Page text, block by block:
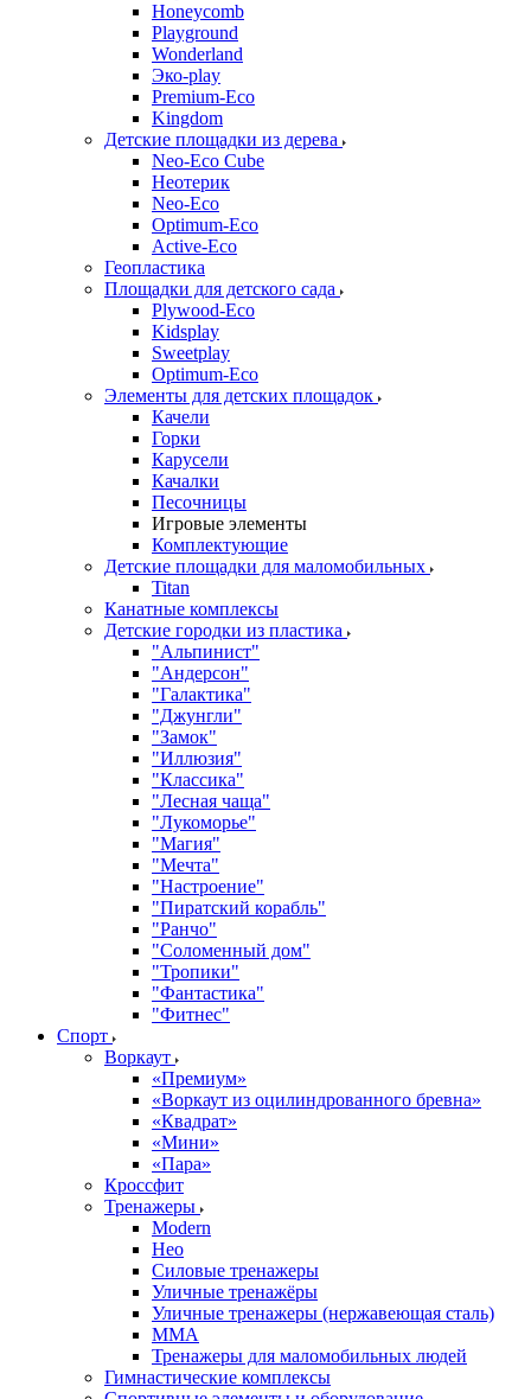
Honeycomb
Playground
Wonderland
Эко-play
Premium-Eco
Kingdom
Детские площадки из дерева
Neo-Eco Cube
Неотерик
Neo-Eco
Оptimum-Еco
Active-Eco
Геопластика
Площадки для детского сада
Plywood-Eco
Kidsplay
Sweetplay
Оptimum-Еco
Элементы для детских площадок
Качели
Горки
Карусели
Качалки
Песочницы
Игровые элементы
Комплектующие
Детские площадки для маломобильных
Titan
Канатные комплексы
Детские городки из пластика
"Альпинист"
"Андерсон"
"Галактика"
"Джунгли"
"Замок"
"Иллюзия"
"Классика"
"Лесная чаща"
"Лукоморье"
"Магия"
"Мечта"
"Настроение"
"Пиратский корабль"
"Ранчо"
"Соломенный дом"
"Тропики"
"Фантастика"
"Фитнес"
Спорт
Воркаут
«Премиум»
«Воркаут из оцилиндрованного бревна»
«Квадрат»
«Мини»
«Пара»
Кроссфит
Тренажеры
Modern
Нео
Силовые тренажеры
Уличные тренажёры
Уличные тренажеры (нержавеющая сталь)
ММА
Тренажеры для маломобильных людей
Гимнастические комплексы